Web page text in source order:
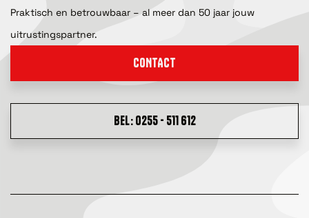
Praktisch en betrouwbaar – al meer dan 50 jaar jouw
uitrustingspartner.
CONTACT
BEL: 0255 - 511 612